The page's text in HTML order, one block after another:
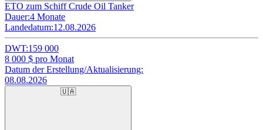
ETO zum Schiff Crude Oil Tanker
Dauer:4 Monate
Landedatum:12.08.2026
DWT:159 000
8 000 $ pro Monat
Datum der Erstellung/Aktualisierung:
08.08.2026
🇺🇦